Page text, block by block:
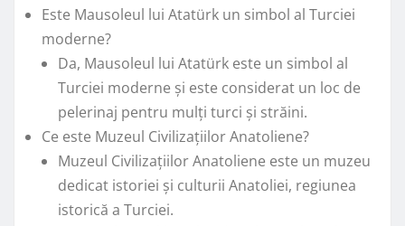
Este Mausoleul lui Atatürk un simbol al Turciei
moderne?
Da, Mausoleul lui Atatürk este un simbol al
Turciei moderne și este considerat un loc de
pelerinaj pentru mulți turci și străini.
Ce este Muzeul Civilizațiilor Anatoliene?
Muzeul Civilizațiilor Anatoliene este un muzeu
dedicat istoriei și culturii Anatoliei, regiunea
istorică a Turciei.